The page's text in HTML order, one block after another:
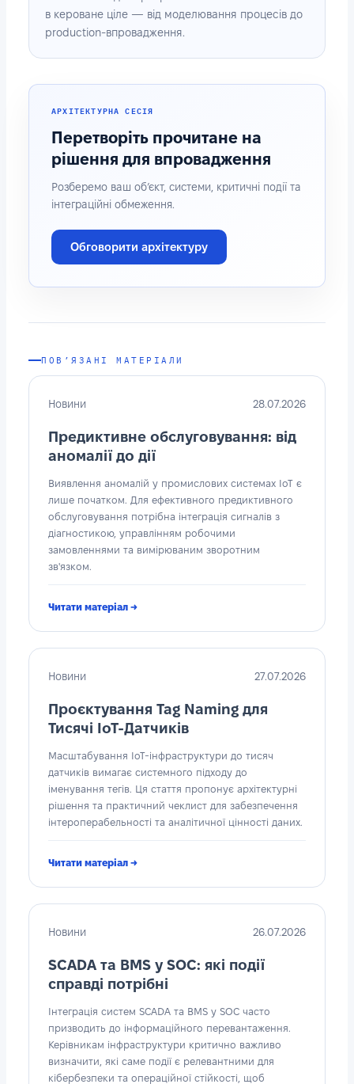
в кероване ціле — від моделювання процесів до
production-впровадження.
АРХІТЕКТУРНА СЕСІЯ
Перетворіть прочитане на
рішення для впровадження
Розберемо ваш об’єкт, системи, критичні події та
інтеграційні обмеження.
Обговорити архітектуру
ПОВ’ЯЗАНІ МАТЕРІАЛИ
Новини 28.07.2026
Предиктивне обслуговування: від
аномалії до дії
Виявлення аномалій у промислових системах IoT є
лише початком. Для ефективного предиктивного
обслуговування потрібна інтеграція сигналів з
діагностикою, управлінням робочими
замовленнями та вимірюваним зворотним
зв'язком.
Читати матеріал →
Новини 27.07.2026
Проєктування Tag Naming для
Тисячі IoT-Датчиків
Масштабування IoT-інфраструктури до тисяч
датчиків вимагає системного підходу до
іменування тегів. Ця стаття пропонує архітектурні
рішення та практичний чеклист для забезпечення
інтероперабельності та аналітичної цінності даних.
Читати матеріал →
Новини 26.07.2026
SCADA та BMS у SOC: які події
справді потрібні
Інтеграція систем SCADA та BMS у SOC часто
призводить до інформаційного перевантаження.
Керівникам інфраструктури критично важливо
визначити, які саме події є релевантними для
кібербезпеки та операційної стійкості, щоб